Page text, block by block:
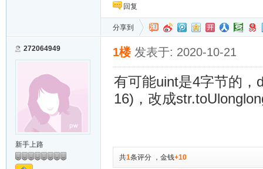
回复
分享到
272064949
新手上路
1楼 发表于: 2020-10-21
有可能uint是4字节的，
16)，改成
共1条评分 ， 金钱+10